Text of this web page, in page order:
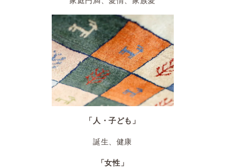
「人・子ども」
誕生、健康
「女性」